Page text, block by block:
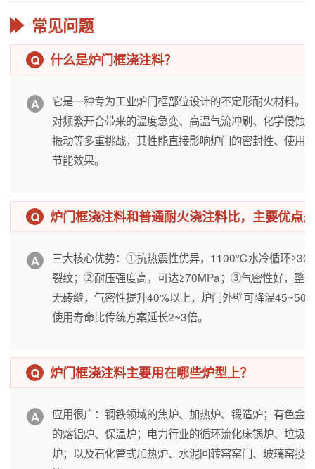
常见问题
什么是炉门框浇注料？
它是一种专为工业炉门框部位设计的不定形耐火材料。
对频繁开合带来的温度急变、高温气流冲刷、化学侵蚀
振动等多重挑战，其性能直接影响炉门的密封性、使用
节能效果。
炉门框浇注料和普通耐火浇注料比，主要优点
三大核心优势：①抗热震性优异，1100℃水冷循环≥30
裂纹；②耐压强度高，可达≥70MPa；③气密性好，整
无砖缝，气密性提升40%以上，炉门外壁可降温
使用寿命比传统方案延长2~3倍。
炉门框浇注料主要用在哪些炉型上？
应用很广：钢铁领域的焦炉、加热炉、锻造炉；有色金
的熔铝炉、保温炉；电力行业的循环流化床锅炉、垃圾
炉；以及石化管式加热炉、水泥回转窑窑门、玻璃窑投